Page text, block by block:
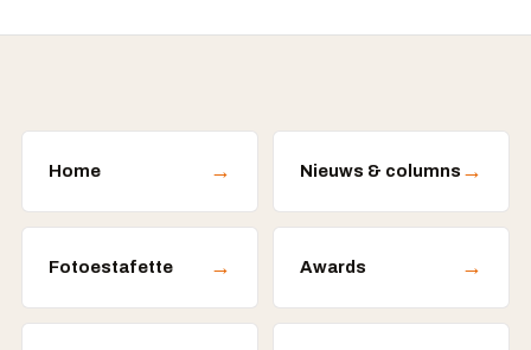
Home → Nieuws & columns →
Fotoestafette → Awards →